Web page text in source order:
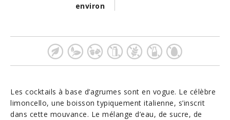
environ
Les cocktails à base d’agrumes sont en vogue. Le célèbre
limoncello, une boisson typiquement italienne, s’inscrit
dans cette mouvance. Le mélange d’eau, de sucre, de